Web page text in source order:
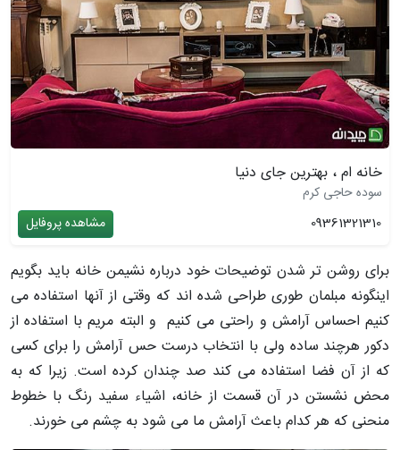
خانه ام ، بهترین جای دنیا
سوده حاجی کرم
09361321310
مشاهده پروفایل
برای روشن تر شدن توضیحات خود درباره نشیمن خانه باید بگویم
اینگونه مبلمان طوری طراحی شده اند که وقتی از آنها استفاده می
کنیم احساس آرامش و راحتی می کنیم و البته مریم با استفاده از
دکور هرچند ساده ولی با انتخاب درست حس آرامش را برای کسی
که از آن فضا استفاده می کند صد چندان کرده است. زیرا که به
محض نشستن در آن قسمت از خانه، اشیاء سفید رنگ با خطوط
منحنی که هر کدام باعث آرامش ما می شود به چشم می خورند.